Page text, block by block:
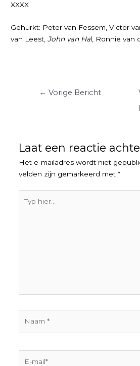
XXXX
Gehurkt: Peter van Fessem, Victor
van Leest,John van Hal, Ronnie van
Berichtnavigatie
← Vorige Bericht
Laat een reactie
Het e-mailadres wordt niet
velden zijn gemarkeerd met *
hier...